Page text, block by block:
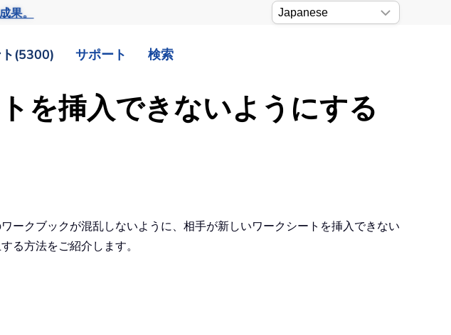
果。
(5300) サポート 検索
を挿入できないようにする
ークブックが混乱しないように、相手が新しいワークシートを挿入できない
る方法をご紹介します。